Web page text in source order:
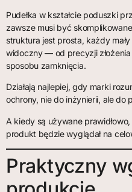
Pudełka w kształcie poduszki
zawsze musi być
struktura jest prosta, każdy
widoczny — od precyzji
sposobu zamknięcia.
Działają najlepiej, gdy marki
ochrony, nie do inżynierii, ale do
A kiedy są używane
produkt będzie wyglądał na
Praktyczny